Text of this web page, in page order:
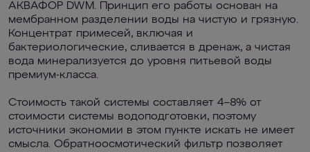
АКВАФОР DWM. Принцип его работы основан на
мембранном разделении воды на чистую и грязную.
Концентрат примесей, включая и
бактериологические, сливается в дренаж, а чистая
вода минерализуется до уровня питьевой воды
премиум-класса.
Стоимость такой системы составляет 4–8% от
стоимости системы водоподготовки, поэтому
источники экономии в этом пункте искать не имеет
смысла. Обратноосмотический фильтр позволяет